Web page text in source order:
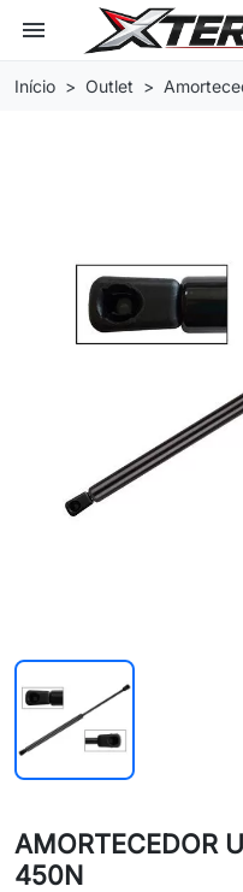
menu
Início Outlet
AMORTECEDOR
450N